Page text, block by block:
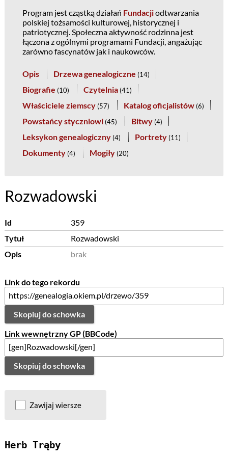
Program jest cząstką działań Fundacjiodtwarzania
polskiej tożsamości kulturowej, historycznej i
patriotycznej. Społeczna aktywność rodzinna jest
łączona z ogólnymi programami Fundacji, angażując
zarówno fascynatów jak i naukowców.
Opis Drzewa genealogiczne (14)
Biografie (10) Czytelnia (41)
Właściciele ziemscy (57) Katalog oficjalistów (6)
Powstańcy styczniowi (45) Bitwy (4)
Leksykon genealogiczny (4) Portrety (11)
Dokumenty (4) Mogiły (20)
Rozwadowski
Id
359
Tytuł
Rozwadowski
Opis
brak
Link do tego rekordu
Skopiuj do schowka
Link wewnętrzny GP (BBCode)
Skopiuj do schowka
Zawijaj wiersze
Herb Trąby